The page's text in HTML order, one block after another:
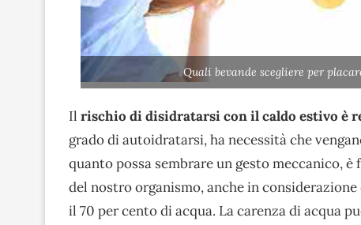
Quali bevande scegliere per
Il rischio di disidratarsi con il caldo estivo è
grado di autoidratarsi, ha necessità che
quanto possa sembrare un gesto meccanico,
del nostro organismo, anche in
il 70 per cento di acqua. La carenza di acqua